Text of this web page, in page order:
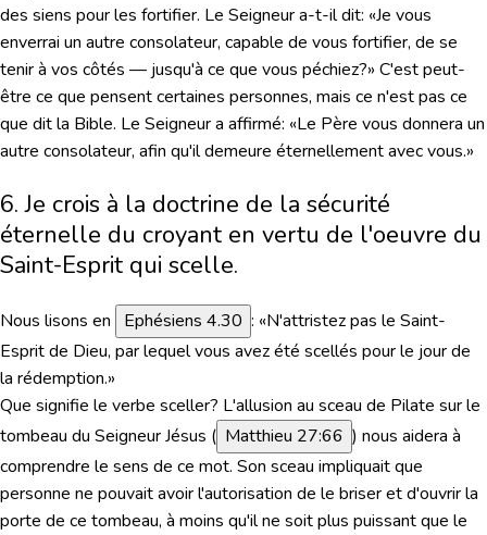
des siens pour les fortifier. Le Seigneur a-t-il dit: «Je vous
enverrai un autre consolateur, capable de vous fortifier, de se
tenir à vos côtés — jusqu'à ce que vous péchiez?» C'est peut-
être ce que pensent certaines personnes, mais ce n'est pas ce
que dit la Bible. Le Seigneur a affirmé: «Le Père vous donnera un
autre consolateur, afin qu'il demeure éternellement avec vous.»
6. Je crois à la doctrine de la sécurité
éternelle du croyant en vertu de l'oeuvre du
Saint-Esprit qui scelle.
Nous lisons en Ephésiens 4.30 : «N'attristez pas le Saint-
Esprit de Dieu, par lequel vous avez été scellés pour le jour de
la rédemption.»
Que signifie le verbe sceller? L'allusion au sceau de Pilate sur le
tombeau du Seigneur Jésus ( Matthieu 27:66 ) nous aidera à
comprendre le sens de ce mot. Son sceau impliquait que
personne ne pouvait avoir l'autorisation de le briser et d'ouvrir la
porte de ce tombeau, à moins qu'il ne soit plus puissant que le